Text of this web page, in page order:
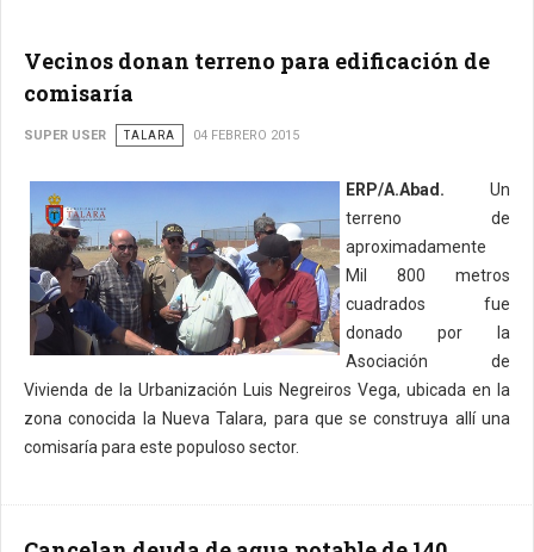
Vecinos donan terreno para edificación de
comisaría
SUPER USER TALARA 04 FEBRERO 2015
ERP/A.Abad. Un
terreno de
aproximadamente
Mil 800 metros
cuadrados fue
donado por la
Asociación de
Vivienda de la Urbanización Luis Negreiros Vega, ubicada en la
zona conocida la Nueva Talara, para que se construya allí una
comisaría para este populoso sector.